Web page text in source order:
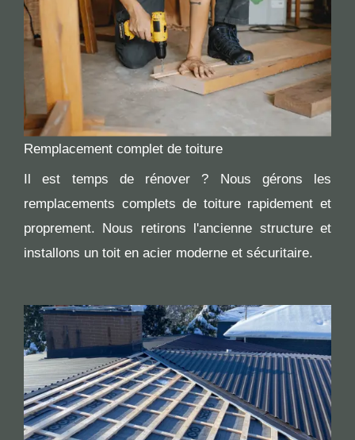
Remplacement complet de toiture
Il est temps de rénover ? Nous gérons les
remplacements complets de toiture rapidement et
proprement. Nous retirons l'ancienne structure et
installons un toit en acier moderne et sécuritaire.